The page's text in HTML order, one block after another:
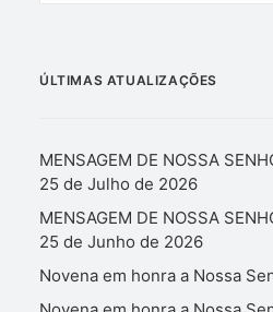
ÚLTIMAS ATUALIZAÇÕES
MENSAGEM DE NOSSA
25 de Julho de 2026
MENSAGEM DE NOSSA
25 de Junho de 2026
Novena em honra a Nossa